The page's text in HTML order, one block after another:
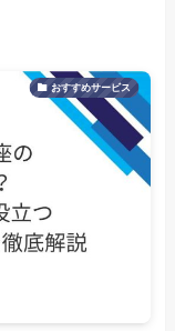
おすすめサービス